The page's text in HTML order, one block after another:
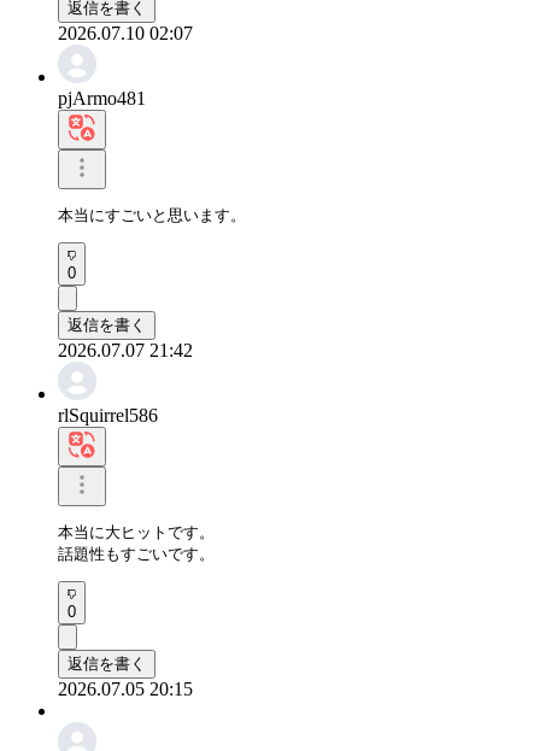
返信を書く
2026.07.10 02:07
pjArmo481
本当にすごいと思います。
0
返信を書く
2026.07.07 21:42
rlSquirrel586
本当に大ヒットです。
話題性もすごいです。
0
返信を書く
2026.07.05 20:15